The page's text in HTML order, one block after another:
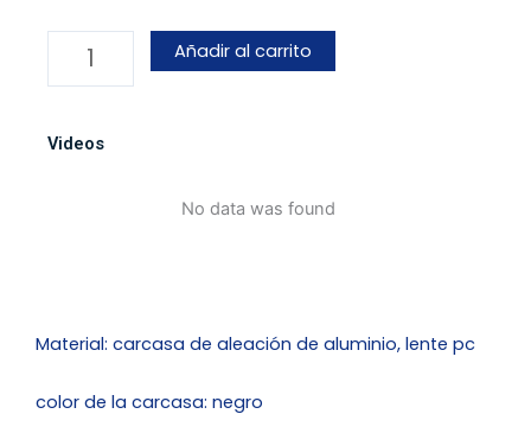
y
Añadir al carrito
Videos
No data was found
Material: carcasa de aleación de aluminio, lente pc
color de la carcasa: negro